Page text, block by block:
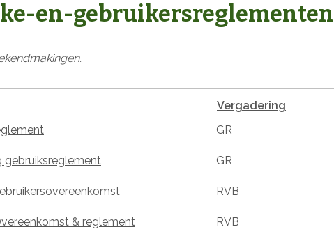
en-gebruikersreglementen
Vergadering
GR
gebruiksreglement GR
RVB
& reglement RVB